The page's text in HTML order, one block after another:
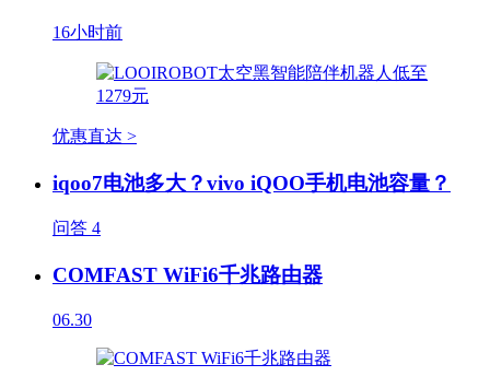
16小时前
优惠直达 >
iqoo7电池多大？vivo iQOO手机电池容量？
问答 4
COMFAST WiFi6千兆路由器
06.30